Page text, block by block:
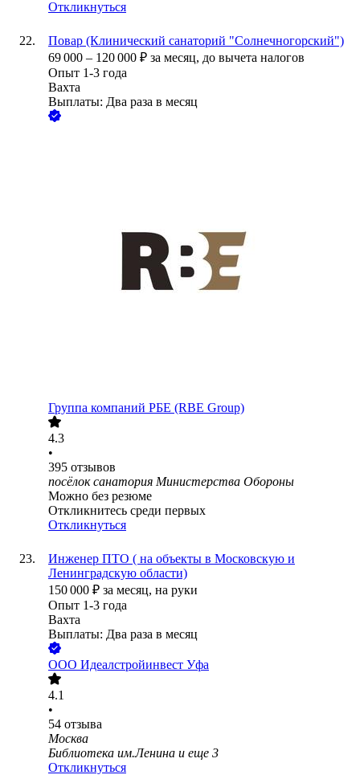
Откликнуться
Повар (Клинический санаторий "Солнечногорский")
69 000 – 120 000 ₽ за месяц, до вычета налогов
Опыт 1-3 года
Вахта
Выплаты: Два раза в месяц
Группа компаний РБЕ (RBE Group)
4.3
•
395 отзывов
посёлок санатория Министерства Обороны
Можно без резюме
Откликнитесь среди первых
Откликнуться
Инженер ПТО ( на объекты в Московскую и
Ленинградскую области)
150 000 ₽ за месяц, на руки
Опыт 1-3 года
Вахта
Выплаты: Два раза в месяц
ООО Идеалстройинвест Уфа
4.1
•
54 отзыва
Москва
Библиотека им.Ленина и еще 3
Откликнуться